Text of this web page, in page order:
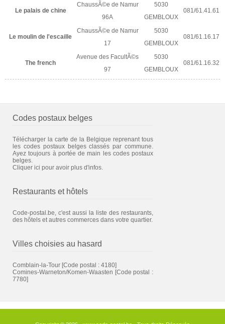
Le palais de chine
ChaussÃ©e de Namur
96A
5030
GEMBLOUX
081/61.41.61
Le moulin de l'escaille
ChaussÃ©e de Namur
17
5030
GEMBLOUX
081/61.16.17
The french
Avenue des FacultÃ©s
97
5030
GEMBLOUX
081/61.16.32
Codes postaux belges
Télécharger la carte de la Belgique reprenant tous
les codes postaux belges classés par commune.
Ayez toujours à portée de main les codes postaux
belges.
Cliquer ici pour avoir plus d'infos.
Restaurants et hôtels
Code-postal.be, c'est aussi la liste des restaurants,
des hôtels et autres commerces dans votre quartier.
Villes choisies au hasard
Comblain-la-Tour [Code postal : 4180]
Comines-Warneton/Komen-Waasten [Code postal :
7780]